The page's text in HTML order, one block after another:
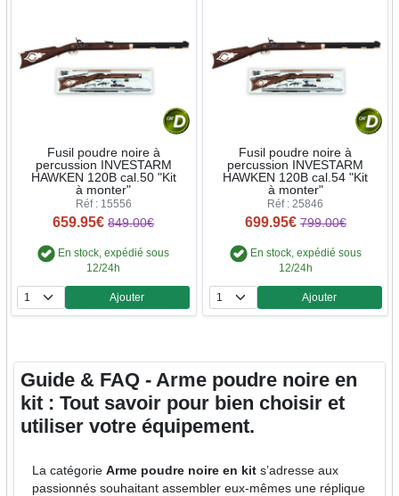
Fusil poudre noire à
percussion INVESTARM
HAWKEN 120B cal.50 "Kit
à monter"
Réf : 15556
659.95€ 849.00€
En stock, expédié sous
12/24h
Quantité
Ajouter
Fusil poudre noire à
percussion INVESTARM
HAWKEN 120B cal.54 "Kit
à monter"
Réf : 25846
699.95€ 799.00€
En stock, expédié sous
12/24h
Quantité
Ajouter
Guide & FAQ - Arme poudre noire en
kit : Tout savoir pour bien choisir et
utiliser votre équipement.
La catégorieArme poudre noire en kit s’adresse aux
passionnés souhaitant assembler eux-mêmes une réplique